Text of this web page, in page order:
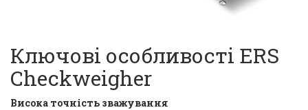
Ключові особливості ERS
Checkweigher
Висока точність зважування